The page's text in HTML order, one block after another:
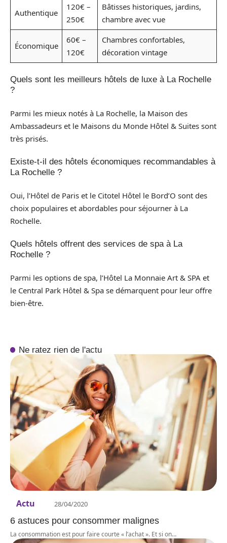
Authentique
120€ –
250€
Bâtisses historiques, jardins,
chambre avec vue
Économique
60€ –
120€
Chambres confortables,
décoration vintage
Quels sont les meilleurs hôtels de luxe à La Rochelle
?
Parmi les mieux notés à La Rochelle, la Maison des
Ambassadeurs et le Maisons du Monde Hôtel & Suites sont
très prisés.
Existe-t-il des hôtels économiques recommandables à
La Rochelle ?
Oui, l’Hôtel de Paris et le Citotel Hôtel le Bord’O sont des
choix populaires et abordables pour séjourner à La
Rochelle.
Quels hôtels offrent des services de spa à La
Rochelle ?
Parmi les options de spa, l’Hôtel La Monnaie Art & SPA et
le Central Park Hôtel & Spa se démarquent pour leur offre
bien-être.
Ne ratez rien de l'actu
Actu 28/04/2020
6 astuces pour consommer malignes
La consommation est pour faire courte « l’achat ». Et si on…